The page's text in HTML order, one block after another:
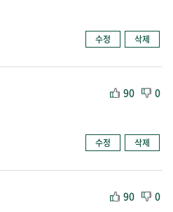
수정 삭제
90
0
수정 삭제
90
0